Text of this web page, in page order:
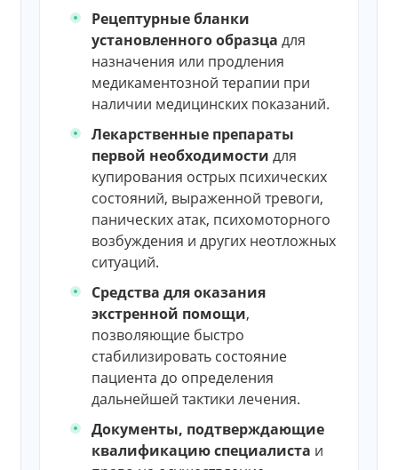
Рецептурные бланки
установленного образца для
назначения или продления
медикаментозной терапии при
наличии медицинских показаний.
Лекарственные препараты
первой необходимости для
купирования острых психических
состояний, выраженной тревоги,
панических атак, психомоторного
возбуждения и других неотложных
ситуаций.
Средства для оказания
экстренной помощи,
позволяющие быстро
стабилизировать состояние
пациента до определения
дальнейшей тактики лечения.
Документы, подтверждающие
квалификацию специалиста и